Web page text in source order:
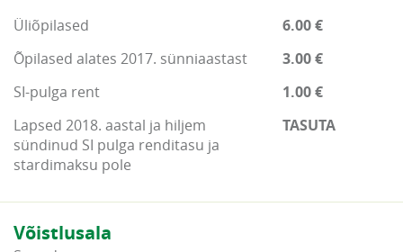
Üliõpilased
6.00 €
Õpilased alates 2017. sünniaastast
3.00 €
SI-pulga rent
1.00 €
Lapsed 2018. aastal ja hiljem
sündinud SI pulga renditasu ja
stardimaksu pole
TASUTA
Võistlusala